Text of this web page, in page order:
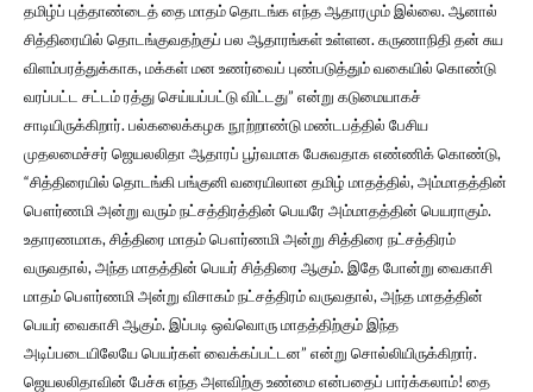
தமிழ்ப் புத்தாண்டைத் தை மாதம் தொடங்க எந்த ஆதாரமும் இல்லை. ஆனால்
சித்திரையில் தொடங்குவதற்குப் பல ஆதாரங்கள் உள்ளன. கருணாநிதி தன் சுய
விளம்பரத்துக்காக, மக்கள் மன உணர்வைப் புண்படுத்தும் வகையில் கொண்டு
வரப்பட்ட சட்டம் ரத்து செய்யப்பட்டு விட்டது” என்று கடுமையாகச்
சாடியிருக்கிறார். பல்கலைக்கழக நூற்றாண்டு மண்டபத்தில் பேசிய
முதலமைச்சர் ஜெயலலிதா ஆதாரப் பூர்வமாக பேசுவதாக எண்ணிக் கொண்டு,
“சித்திரையில் தொடங்கி பங்குனி வரையிலான தமிழ் மாதத்தில், அம்மாதத்தின்
பௌர்ணமி அன்று வரும் நட்சத்திரத்தின் பெயரே அம்மாதத்தின் பெயராகும்.
உதாரணமாக, சித்திரை மாதம் பௌர்ணமி அன்று சித்திரை நட்சத்திரம்
வருவதால், அந்த மாதத்தின் பெயர் சித்திரை ஆகும். இதே போன்று வைகாசி
மாதம் பௌர்ணமி அன்று விசாகம் நட்சத்திரம் வருவதால், அந்த மாதத்தின்
பெயர் வைகாசி ஆகும். இப்படி ஒவ்வொரு மாதத்திற்கும் இந்த
அடிப்படையிலேயே பெயர்கள் வைக்கப்பட்டன” என்று சொல்லியிருக்கிறார்.
ஜெயலலிதாவின் பேச்சு எந்த அளவிற்கு உண்மை என்பதைப் பார்க்கலாம்! தை